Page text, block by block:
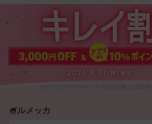
🍧ルメッカ